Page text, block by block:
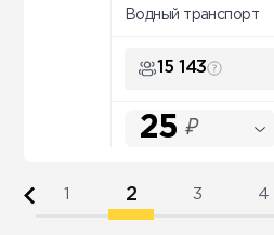
Водный транспорт
15 143
25 ₽
2 3 4